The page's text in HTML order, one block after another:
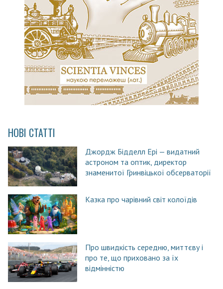
НОВІ СТАТТІ
Джордж Бідделл Ері — видатний
астроном та оптик, директор
знаменитої Гринвіцької обсерваторії
Казка про чарівний світ колоїдів
Про швидкість середню, миттєву і
про те, що приховано за їх
відмінністю